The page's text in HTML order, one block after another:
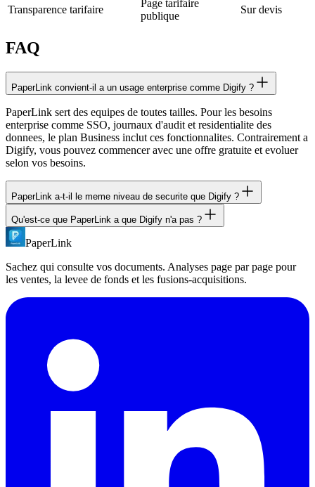
Transparence tarifaire
Page tarifaire
publique
Sur devis
FAQ
PaperLink convient-il a un usage enterprise comme Digify ?
PaperLink sert des equipes de toutes tailles. Pour les besoins
enterprise comme SSO, journaux d'audit et residentialite des
donnees, le plan Business inclut ces fonctionnalites. Contrairement a
Digify, vous pouvez commencer avec une offre gratuite et evoluer
selon vos besoins.
PaperLink a-t-il le meme niveau de securite que Digify ?
Oui. PaperLink chiffre tous les fichiers au repos (AES-256) et en
transit (TLS 1.3). Les controles d'acces incluent protection par mot
de passe, verification par email, NDA et expiration de lien. Les deux
Qu'est-ce que PaperLink a que Digify n'a pas ?
PaperLink inclut : offre gratuite, tarification transparente, facturation
extension Chrome, detection de visibilite d'onglet, demandes de
documents et support de 8 langues.
PaperLink
Sachez qui consulte vos documents. Analyses page par page pour
les ventes, la levee de fonds et les fusions-acquisitions.